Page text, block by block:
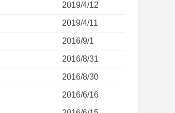
2019/4/12
2019/4/11
2016/9/1
2016/8/31
2016/8/30
2016/6/16